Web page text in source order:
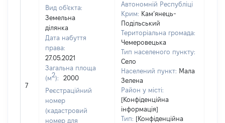
7
Вид об'єкта:
Земельна
ділянка
Дата набуття
права:
27.05.2021
Загальна площа
(м2):
2000
Реєстраційний
номер
(кадастровий
номер для
Автономній Республіці
Крим: Кам’янець-
Подільський
Територіальна громада:
Чемеровецька
Тип населеного пункту:
Село
Населений пункт: Мала
Зелена
Район у місті:
[Конфіденційна
інформація]
Тип: [Конфіденційна